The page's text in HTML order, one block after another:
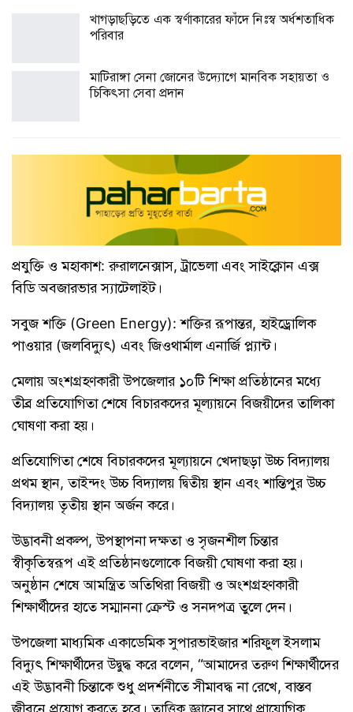
খাগড়াছড়িতে এক স্বর্ণাকারের ফাঁদে নিঃস্ব অর্ধশতাধিক
পরিবার
মাটিরাঙ্গা সেনা জোনের উদ্যোগে মানবিক সহায়তা ও
চিকিৎসা সেবা প্রদান
​প্রযুক্তি ও মহাকাশ: রুরালনেক্সাস, ট্রাভেলা এবং সাইক্লোন এক্স
বিডি অবজারভার স্যাটেলাইট।
​সবুজ শক্তি (Green Energy): শক্তির রূপান্তর, হাইড্রোলিক
পাওয়ার (জলবিদ্যুৎ) এবং জিওথার্মাল এনার্জি প্ল্যান্ট।
​মেলায় অংশগ্রহণকারী উপজেলার ১০টি শিক্ষা প্রতিষ্ঠানের মধ্যে
তীব্র প্রতিযোগিতা শেষে বিচারকদের মূল্যায়নে বিজয়ীদের তালিকা
ঘোষণা করা হয়।
প্রতিযোগিতা শেষে বিচারকদের মূল্যায়নে খেদাছড়া উচ্চ বিদ্যালয়
প্রথম স্থান, তাইন্দং উচ্চ বিদ্যালয় দ্বিতীয় স্থান এবং শান্তিপুর উচ্চ
বিদ্যালয় তৃতীয় স্থান অর্জন করে।
উদ্ভাবনী প্রকল্প, উপস্থাপনা দক্ষতা ও সৃজনশীল চিন্তার
স্বীকৃতিস্বরূপ এই প্রতিষ্ঠানগুলোকে বিজয়ী ঘোষণা করা হয়।
অনুষ্ঠান শেষে আমন্ত্রিত অতিথিরা বিজয়ী ও অংশগ্রহণকারী
শিক্ষার্থীদের হাতে সম্মাননা ক্রেস্ট ও সনদপত্র তুলে দেন।
উপজেলা মাধ্যমিক একাডেমিক সুপারভাইজার শরিফুল ইসলাম
বিদ্যুৎ শিক্ষার্থীদের উদ্বুদ্ধ করে বলেন, “আমাদের তরুণ শিক্ষার্থীদের
এই উদ্ভাবনী চিন্তাকে শুধু প্রদর্শনীতে সীমাবদ্ধ না রেখে, বাস্তব
জীবনে প্রয়োগ করতে হবে। তাত্ত্বিক জ্ঞানের সাথে প্রায়োগিক